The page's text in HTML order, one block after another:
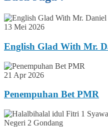
13 Mei 2026
English Glad With Mr.
21 Apr 2026
Penempuhan Bet PMR